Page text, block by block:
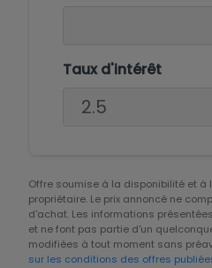
Taux d'intérêt
Offre soumise à la disponibilité et à
propriétaire. Le prix annoncé ne
d'achat. Les informations
et ne font pas partie d'un
modifiées à tout moment sans
sur les conditions des offres